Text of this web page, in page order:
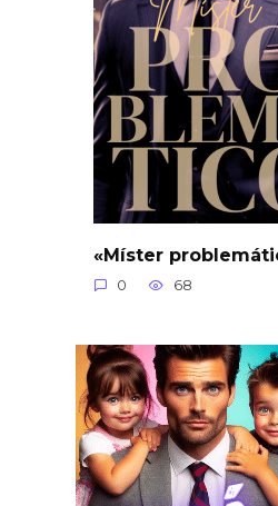
«Míster
0 68